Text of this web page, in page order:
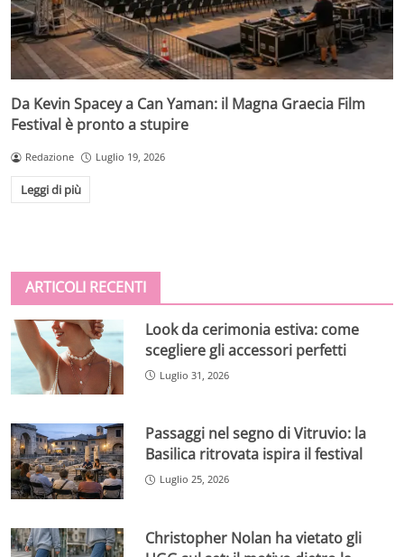
Da Kevin Spacey a Can Yaman: il Magna Graecia Film
Festival è pronto a stupire
Redazione Luglio 19, 2026
Leggi di più
ARTICOLI RECENTI
Look da cerimonia estiva: come
scegliere gli accessori perfetti
Luglio 31, 2026
Passaggi nel segno di Vitruvio: la
Basilica ritrovata ispira il festival
Luglio 25, 2026
Christopher Nolan ha vietato gli